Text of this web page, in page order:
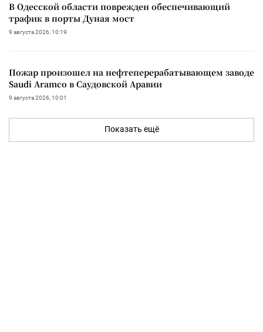
В Одесской области поврежден обеспечивающий
трафик в порты Дуная мост
9 августа 2026, 10:19
Пожар произошел на нефтеперерабатывающем заводе
Saudi Aramco в Саудовской Аравии
9 августа 2026, 10:01
Показать ещё